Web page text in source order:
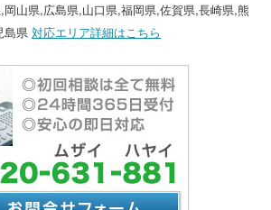
山県,広島県,山口県,福岡県,佐賀県,長崎県,熊
島県対応エリア詳細はこちら